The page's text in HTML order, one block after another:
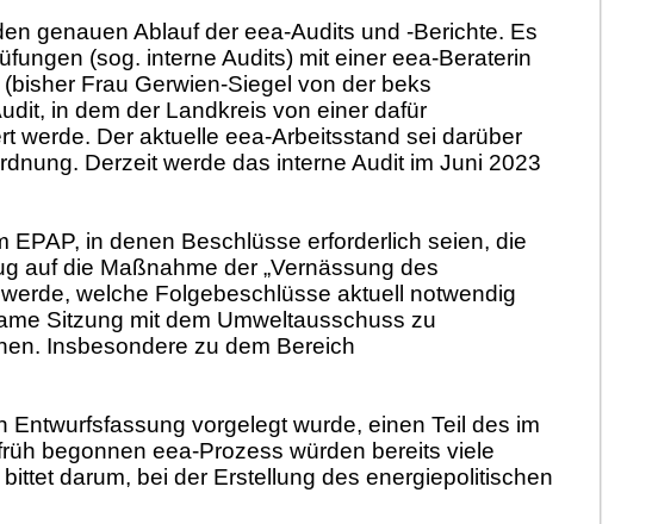
genauen Ablauf der eea-Audits und -Berichte. Es
fungen (sog. interne Audits) mit einer eea-Beraterin
(bisher Frau Gerwien-Siegel von der beks
in dem der Landkreis von einer dafür
werde. Der aktuelle eea-Arbeitsstand sei darüber
. Derzeit werde das interne Audit im Juni 2023
EPAP, in denen Beschlüsse erforderlich seien, die
auf die Maßnahme der „Vernässung des
werde, welche Folgebeschlüsse aktuell notwendig
Sitzung mit dem Umweltausschuss zu
Insbesondere zu dem Bereich
vorgelegt wurde, einen Teil des im
h begonnen eea-Prozess würden bereits viele
bittet darum, bei der Erstellung des energiepolitischen